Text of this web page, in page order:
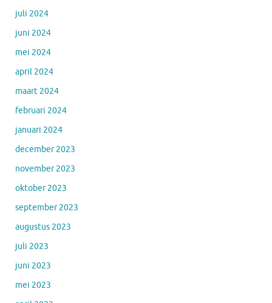
juli 2024
juni 2024
mei 2024
april 2024
maart 2024
februari 2024
januari 2024
december 2023
november 2023
oktober 2023
september 2023
augustus 2023
juli 2023
juni 2023
mei 2023